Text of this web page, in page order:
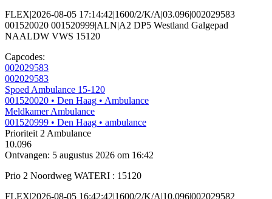
FLEX|2026-08-05 17:14:42|1600/2/K/A|03.096|002029583
001520020 001520999|ALN|A2 DP5 Westland Galgepad
NAALDW VWS 15120
Capcodes:
002029583
002029583
Spoed Ambulance 15-120
001520020 • Den Haag • Ambulance
Meldkamer Ambulance
001520999 • Den Haag • ambulance
Prioriteit 2 Ambulance
10.096
Ontvangen: 5 augustus 2026 om 16:42
Prio 2 Noordweg WATERI : 15120
FLEX|2026-08-05 16:42:42|1600/2/K/A|10.096|002029582